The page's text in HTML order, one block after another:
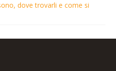
dove trovarli e come si